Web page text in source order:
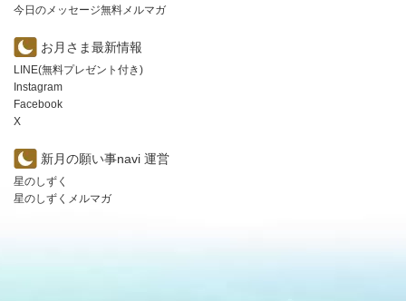
今日のメッセージ無料メルマガ
お月さま最新情報
LINE(無料プレゼント付き)
Instagram
Facebook
X
新月の願い事navi 運営
星のしずく
星のしずくメルマガ